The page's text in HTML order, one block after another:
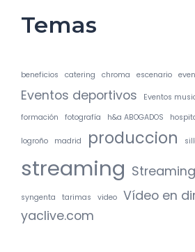
Temas
beneficios catering chroma escenario
Eventos deportivos Eventos
formación
fotografía h&a ABOGADOS
logroño madrid produccion
streaming
syngenta tarimas video Vídeo en
yaclive.com